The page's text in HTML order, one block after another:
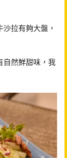
拉有夠大盤，
自然鮮甜味，我